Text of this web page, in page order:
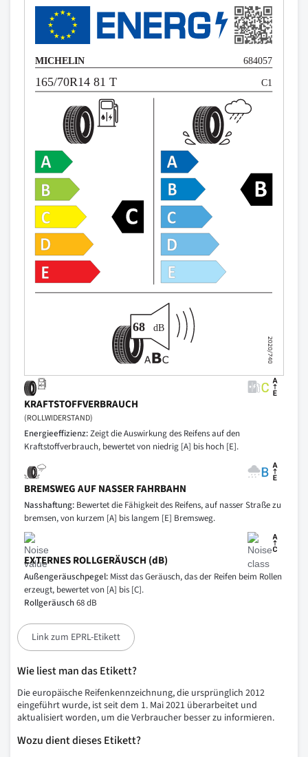
KRAFTSTOFFVERBRAUCH
(ROLLWIDERSTAND)
Energieeffizienz:Zeigt die Auswirkung des Reifens auf den
Kraftstoffverbrauch, bewertet von niedrig [A] bis hoch [E].
BREMSWEG AUF NASSER FAHRBAHN
Nasshaftung: Bewertet die Fähigkeit des Reifens, auf nasser Straße zu
bremsen, von kurzem [A] bis langem [E] Bremsweg.
EXTERNES ROLLGERÄUSCH (dB)
Außengeräuschpegel: Misst das Geräusch, das der Reifen beim Rollen
erzeugt, bewertet von [A] bis [C].
Rollgeräusch68 dB
Link zum EPRL-Etikett
Wie liest man das Etikett?
Die europäische Reifenkennzeichnung, die ursprünglich 2012
eingeführt wurde, ist seit dem 1. Mai 2021 überarbeitet und
aktualisiert worden, um die Verbraucher besser zu informieren.
Wozu dient dieses Etikett?